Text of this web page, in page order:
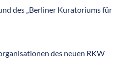
des „Berliner Kuratoriums für
des neuen RKW